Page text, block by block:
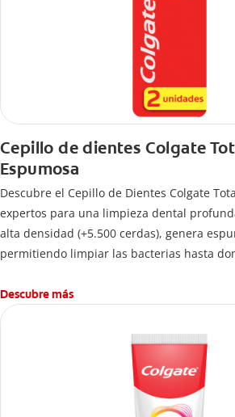
Cepillo de dientes Colgate
Espumosa
Descubre el Cepillo de Dientes Colgate
expertos para una limpieza dental
alta densidad (+5.500 cerdas), genera
permitiendo limpiar las bacterias hasta
Descubre más